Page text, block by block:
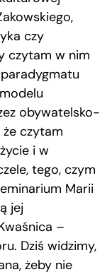
czy
czytam w nim
obywatelsko-
czytam
i w
tego, czym
Marii
jej
–
Dziś widzimy,
żeby nie